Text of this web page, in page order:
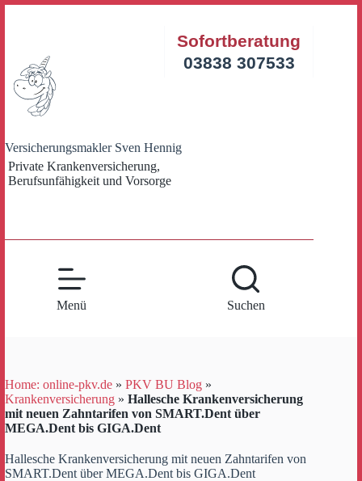
Versicherungsmakler Sven Hennig
Private Krankenversicherung,
Berufsunfähigkeit und Vorsorge
Sofortberatung
03838 307533
Menü Suchen
Home: online-pkv.de » PKV BU Blog »
Krankenversicherung » Hallesche Krankenversicherung
mit neuen Zahntarifen von SMART.Dent über
MEGA.Dent bis GIGA.Dent
Hallesche Krankenversicherung mit neuen Zahntarifen von
SMART.Dent über MEGA.Dent bis GIGA.Dent